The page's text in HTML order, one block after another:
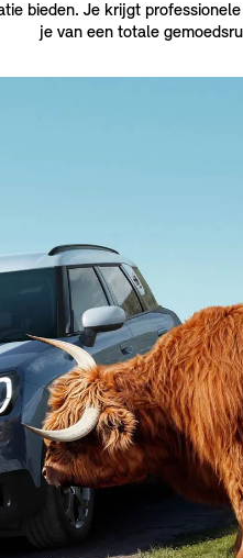
bieden. Je krijgt
je van een totale